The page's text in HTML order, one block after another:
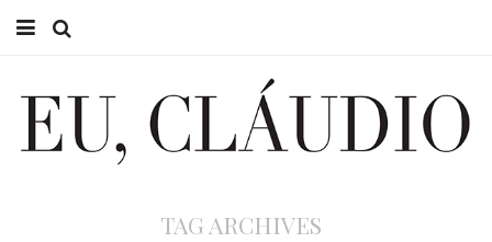
EU CLÁUDIO
TAG ARCHIVES